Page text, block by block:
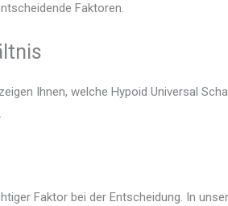
Faktoren.
Ihnen, welche Hypoid Universal
Faktor bei der Entscheidung. In